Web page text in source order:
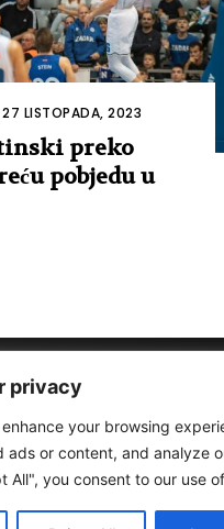
privacy
your browsing
ads or content, and analyze
All", you consent to our use
27 LISTOPADA, 2023
preko
pobjedu u